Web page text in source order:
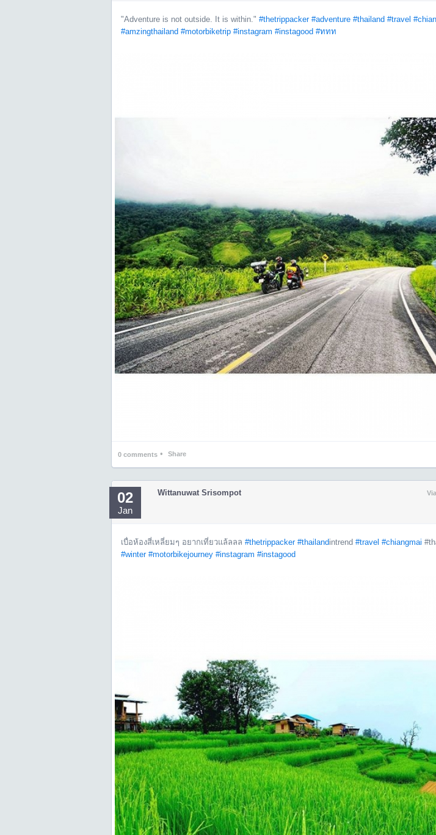
"Adventure is not outside. It is within." #thetrippacker #adventure #thailand #travel
#amzingthailand #motorbiketrip #instagram #instagood #ททท
0comments• Share
02
Jan
Wittanuwat Srisompot
เบื่อห้องสี่เหลี่ยมๆ อยากเที่ยวแล้ลลล #thetrippacker #thailandintrend #travel #chiangmai
#winter #motorbikejourney #instagram #instagood